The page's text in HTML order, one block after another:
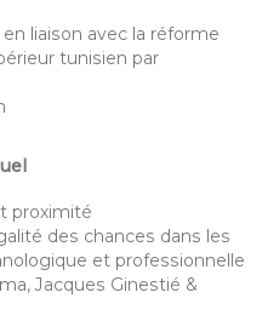
liaison avec la réforme
tunisien par
proximité
des chances dans les
et professionnelle
Jacques Ginestié &